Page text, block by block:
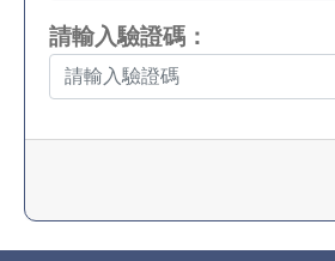
請輸入驗證碼：